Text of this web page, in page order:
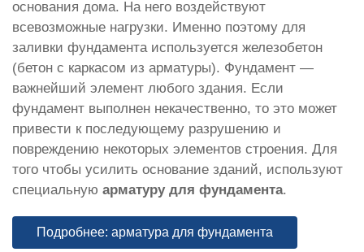
основания дома. На него воздействуют
всевозможные нагрузки. Именно поэтому для
заливки фундамента используется железобетон
(бетон с каркасом из арматуры). Фундамент —
важнейший элемент любого здания. Если
фундамент выполнен некачественно, то это может
привести к последующему разрушению и
повреждению некоторых элементов строения. Для
того чтобы усилить основание зданий, используют
специальную арматуру для фундамента.
Подробнее: арматура для фундамента